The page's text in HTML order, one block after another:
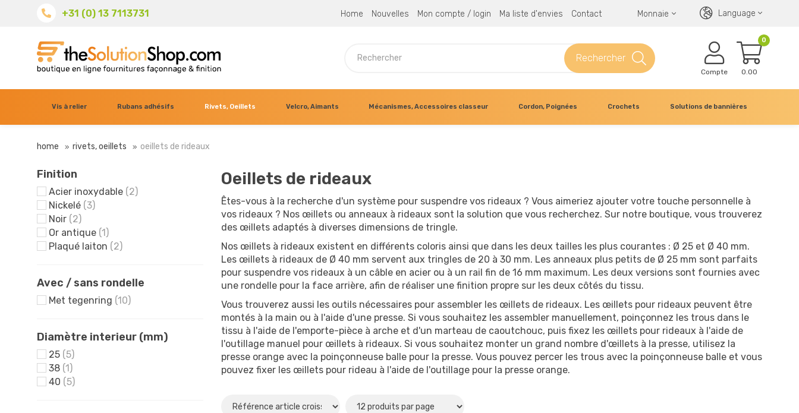
+31 (0) 13 7113731 Language
Monnaie
Home Nouvelles Mon compte / login Ma liste d'envies Contact
Rechercher
0
0.00
Compte
Vis à relier Rubans adhésifs Rivets, Oeillets Velcro, Aimants Mécanismes, Accessoires classeur Cordon, Poignées Crochets Solutions de bannières
home rivets, oeillets oeillets de rideaux
Finition
Acier inoxydable (2)
Nickelé (3)
Noir (2)
Or antique (1)
Plaqué laiton (2)
Avec / sans rondelle
Met tegenring (10)
Diamètre interieur (mm)
25 (5)
38 (1)
40 (5)
Oeillets de rideaux
Êtes-vous à la recherche d'un système pour suspendre vos rideaux ? Vous aimeriez ajouter votre touche personnelle à
vos rideaux ? Nos œillets ou anneaux à rideaux sont la solution que vous recherchez. Sur notre boutique, vous trouverez
des œillets adaptés à diverses dimensions de tringle.
Nos œillets à rideaux existent en différents coloris ainsi que dans les deux tailles les plus courantes : Ø 25 et Ø 40 mm.
Les œillets à rideaux de Ø 40 mm servent aux tringles de 20 à 30 mm. Les anneaux plus petits de Ø 25 mm sont parfaits
pour suspendre vos rideaux à un câble en acier ou à un rail fin de 16 mm maximum. Les deux versions sont fournies avec
une rondelle pour la face arrière, afin de réaliser une finition propre sur les deux côtés du tissu.
Vous trouverez aussi les outils nécessaires pour assembler les œillets de rideaux. Les œillets pour rideaux peuvent être
montés à la main ou à l'aide d'une presse. Si vous souhaitez les assembler manuellement, poinçonnez les trous dans le
tissu à l'aide de l'emporte-pièce à arche et d'un marteau de caoutchouc, puis fixez les œillets pour rideaux à l'aide de
l'outillage manuel pour œillets à rideaux. Si vous souhaitez monter un grand nombre d'œillets à la presse, utilisez la
presse orange avec la poinçonneuse balle pour la presse. Vous pouvez percer les trous avec la poinçonneuse balle et vous
pouvez fixer les œillets pour rideau à l'aide de l'outillage pour la presse orange.